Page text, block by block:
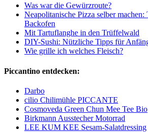
Was war die Gewürzroute?
Neapolitanische Pizza selber
Backofen
Mit Tartuflanghe in den Trüffelwald
DIY-Sushi: Nützliche Tipps für
Wie grille ich welches Fleisch?
Piccantino entdecken:
Darbo
cilio Chilimühle PICCANTE
Cosmoveda Green Chun Mee Tee Bio
Birkmann Ausstecher Motorrad
LEE KUM KEE Sesam-Salatdressing